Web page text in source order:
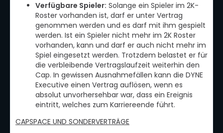
Verfügbare Spieler: Solange ein Spieler im 2K-
Roster vorhanden ist, darf er unter Vertrag
genommen werden und es darf mit ihm gespielt
werden. Ist ein Spieler nicht mehr im 2K Roster
vorhanden, kann und darf er auch nicht mehr im
Spiel eingesetzt werden. Trotzdem belastet er für
die verbleibende Vertragslaufzeit weiterhin den
Cap. In gewissen Ausnahmefällen kann die DYNE
Executive einen Vertrag auflösen, wenn es
absolut unvorhersehbar war, dass ein Ereignis
eintritt, welches zum Karriereende führt.
CAPSPACE UND SONDERVERTRÄGE